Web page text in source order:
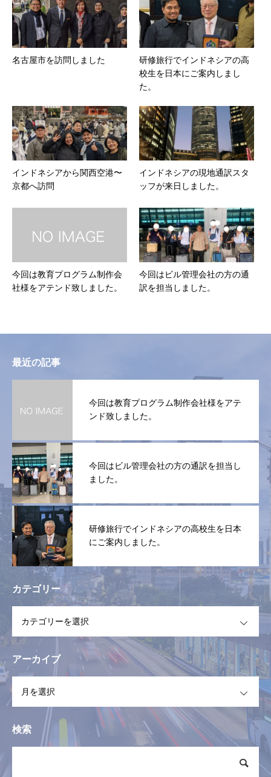
名古屋市を訪問しました
研修旅行でインドネシアの高
校生を日本にご案内しまし
た。
インドネシアから関西空港〜
京都へ訪問
インドネシアの現地通訳スタ
ッフが来日しました。
今回は教育プログラム制作会
社様をアテンド致しました。
今回はビル管理会社の方の通
訳を担当しました。
最近の記事
今回は教育プログラム制作会社様をアテ
ンド致しました。
今回はビル管理会社の方の通訳を担当し
ました。
研修旅行でインドネシアの高校生を日本
にご案内しました。
カテゴリー
アーカイブ
検索